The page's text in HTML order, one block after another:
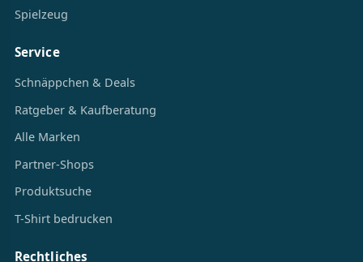
Spielzeug
Service
Schnäppchen & Deals
Ratgeber & Kaufberatung
Alle Marken
Partner-Shops
Produktsuche
T-Shirt bedrucken
Rechtliches